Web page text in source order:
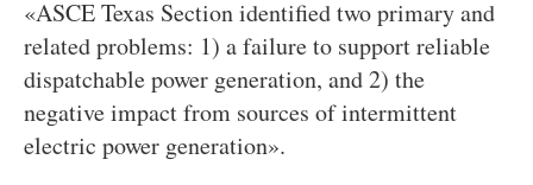
«ASCE Texas Section identified two primary and
related problems: 1) a failure to support reliable
dispatchable power generation, and 2) the
negative impact from sources of intermittent
electric power generation».